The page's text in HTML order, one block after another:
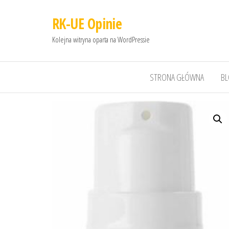
RK-UE Opinie
Kolejna witryna oparta na WordPressie
STRONA GŁÓWNA